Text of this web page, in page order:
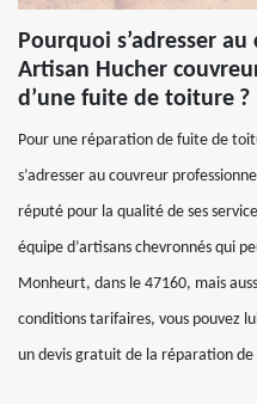
Pourquoi s’adresser
Artisan Hucher
d’une fuite de toiture ?
Pour une réparation de fuite de
s’adresser au couvreur
réputé pour la qualité de ses
équipe d’artisans chevronnés qui
Monheurt, dans le 47160, mais
conditions tarifaires, vous pouvez
un devis gratuit de la réparation